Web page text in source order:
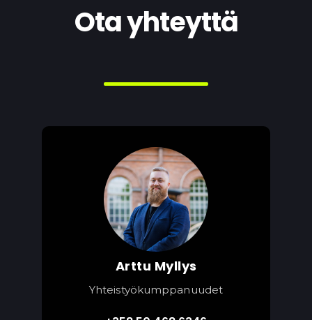
Ota yhteyttä
Arttu Myllys
Yhteistyökumppanuudet